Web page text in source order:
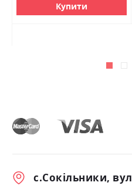
Купити
с.Сокільники,